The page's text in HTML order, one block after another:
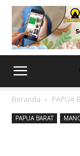
Beranda PAPUA
PAPUA BARAT